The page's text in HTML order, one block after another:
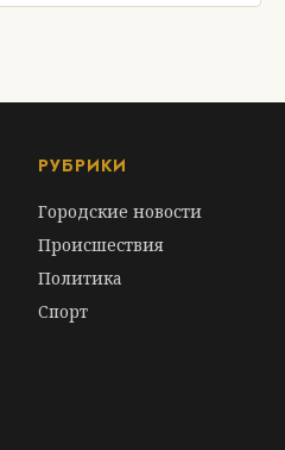
РУБРИКИ
Городские новости
Происшествия
Политика
Спорт